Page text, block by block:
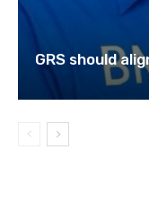
GRS should